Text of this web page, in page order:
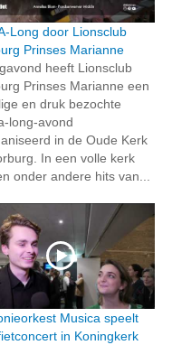
Long door Lionsclub
Prinses Marianne
heeft Lionsclub
Prinses Marianne een
en druk bezochte
long-avond
in de Oude Kerk
In een volle kerk
onder andere hits van...
Musica speelt
in Koningkerk